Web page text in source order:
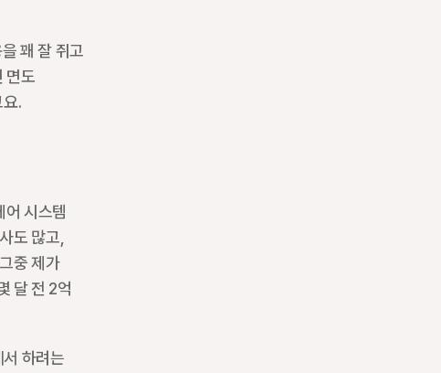
꽤 잘 쥐고
면도
.
시스템
도 많고,
중 제가
달 전 2억
하려는